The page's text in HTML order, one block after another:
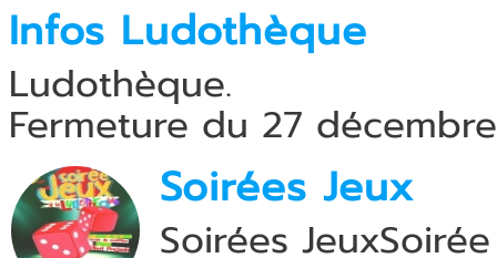
Infos Ludothèque
Ludothèque.
Fermeture du 27
Soirées Jeux
Soirées